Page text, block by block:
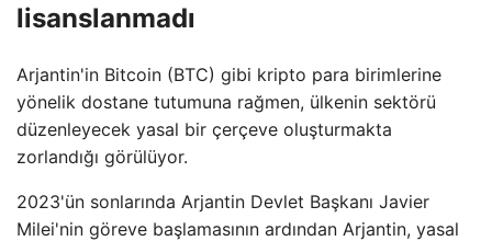
lisanslanmadı
Arjantin'in Bitcoin (BTC) gibi kripto para birimlerine
yönelik dostane tutumuna rağmen, ülkenin sektörü
düzenleyecek yasal bir çerçeve oluşturmakta
zorlandığı görülüyor.
2023'ün sonlarında Arjantin Devlet Başkanı Javier
Milei'nin göreve başlamasının ardından Arjantin, yasal